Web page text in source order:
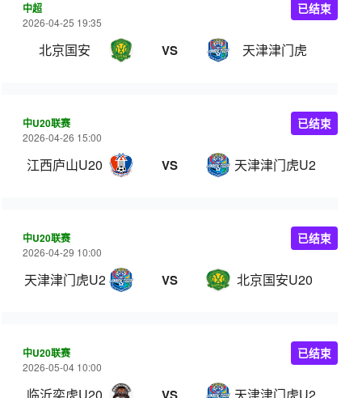
中超
2026-04-25 19:35
北京国安 VS 天津津门虎
已结束
中U20联赛
2026-04-26 15:00
江西庐山U20 VS 天津津门虎U20
已结束
中U20联赛
2026-04-29 10:00
天津津门虎U20 VS 北京国安U20
已结束
中U20联赛
2026-05-04 10:00
已结束